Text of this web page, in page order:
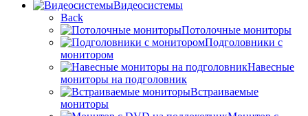
Видеосистемы
Back
Потолочные мониторы
Подголовники с
монитором
Навесные
мониторы на подголовник
Встраиваемые
мониторы